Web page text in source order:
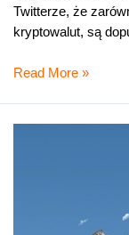
Twitterze, że
kryptowalut, są
Kryptowaluty
Read More »